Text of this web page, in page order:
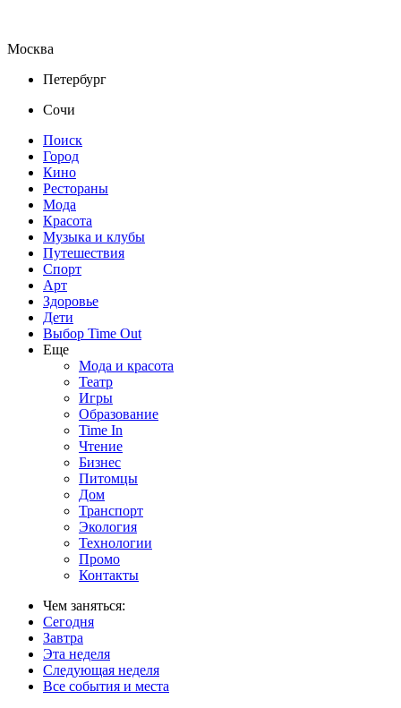
Москва
Петербург
Сочи
Поиск
Город
Кино
Рестораны
Мода
Красота
Музыка и клубы
Путешествия
Спорт
Арт
Здоровье
Дети
Выбор Time Out
Еще
Мода и красота
Театр
Игры
Образование
Time In
Чтение
Бизнес
Питомцы
Дом
Транспорт
Экология
Технологии
Промо
Контакты
Чем заняться:
Сегодня
Завтра
Эта неделя
Следующая неделя
Все события и места